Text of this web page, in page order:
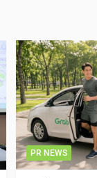
PR NEWS